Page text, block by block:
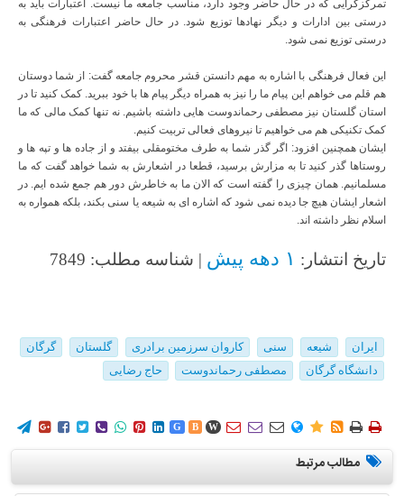
تمرکزگرایی که در حال حاضر وجود دارد، مناسب جامعه ما نیست. اعتبارات باید به
درستی بین ادارات و دیگر نهادها توزیع شود. در حال حاضر اعتبارات فرهنگی به
درستی توزیع نمی شود.
این فعال فرهنگی با اشاره به مهم دانستن قشر محروم جامعه گفت: از شما دوستان
هم قلم می خواهم این پیام ما را نیز به همراه دیگر پیام ها با خود ببرید. کمک کنید تا در
استان گلستان نیز مصطفی رحماندوست هایی داشته باشیم. نه تنها کمک مالی که ما
کمک تکنیکی هم می خواهیم تا نیروهای فعالی تربیت کنیم.
ایشان همچنین افزود: اگر گذر شما به طرف مختومقلی بیفتد و از جاده ها و تپه ها و
روستاها گذر کنید تا به مزارش برسید، قطعا در اشعارش به شما خواهد گفت که ما
مسلمانیم. همان چیزی را گفته است که الان ما به خاطرش دور هم جمع شده ایم. در
اشعار ایشان هیچ جا دیده نمی شود که اشاره ای به شیعه یا سنی بکند، بلکه همواره به
اسلام نظر داشته اند.
تاریخ انتشار: ۱ دهه پیش | شناسه مطلب: 7849
ایران شیعه سنی کاروان سرزمین برادری گلستان
گرگان
دانشگاه گرگان
مصطفی رحماندوست حاج رضایی
        G B W        
مطالب مرتبط